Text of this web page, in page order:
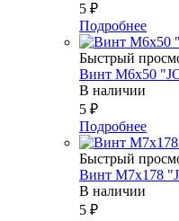
5 ₽
Подробнее
Быстрый
Винт М6х50
В наличии
5 ₽
Подробнее
Быстрый
Винт М7х178
В наличии
5 ₽